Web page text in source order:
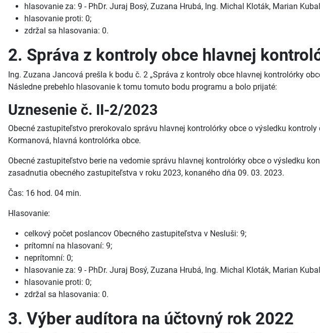
hlasovanie za: 9 - PhDr. Juraj Bosý, Zuzana Hrubá, Ing. Michal Kloták, Marian
hlasovanie proti: 0;
zdržal sa hlasovania: 0.
2. Správa z kontroly obce hlavnej
Ing. Zuzana Jancová prešla k bodu č. 2 „Správa z kontroly obce hlavnej kontrolórky
Následne prebehlo hlasovanie k tomu tomuto bodu programu a bolo prijaté:
Uznesenie č. II-2/2023
Obecné zastupiteľstvo prerokovalo správu hlavnej kontrolórky obce o výsledku
Kormanová, hlavná kontrolórka obce.
Obecné zastupiteľstvo berie na vedomie správu hlavnej kontrolórky obce o výsledku
zasadnutia obecného zastupiteľstva v roku 2023, konaného dňa 09. 03. 2023.
Čas: 16 hod. 04 min.
Hlasovanie:
celkový počet poslancov Obecného zastupiteľstva v Nesluši: 9;
prítomní na hlasovaní: 9;
neprítomní: 0;
hlasovanie za: 9 - PhDr. Juraj Bosý, Zuzana Hrubá, Ing. Michal Kloták, Marian
hlasovanie proti: 0;
zdržal sa hlasovania: 0.
3. Výber audítora na účtovný rok 2022